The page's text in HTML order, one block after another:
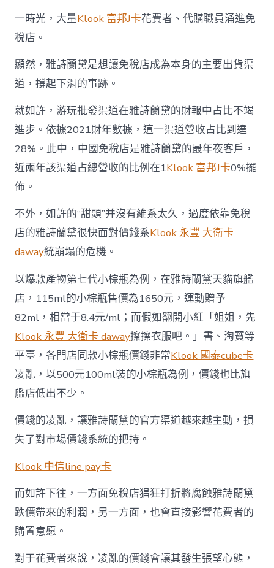
一時光，大量Klook 富邦J卡花費者、代購職員涌進免
稅店。
顯然，雅詩蘭黛是想讓免稅店成為本身的主要出貨渠
道，撐起下滑的事跡。
就如許，游玩批發渠道在雅詩蘭黛的財報中占比不竭
進步。依據2021財年數據，這一渠道營收占比到達
28%。此中，中國免稅店是雅詩蘭黛的最年夜客戶，
近兩年該渠道占總營收的比例在1Klook 富邦J卡0%擺
佈。
不外，如許的“甜頭”并沒有維系太久，過度依靠免稅
店的雅詩蘭黛很快面對價錢系Klook 永豐 大衛卡
daway統崩塌的危機。
以爆款產物第七代小棕瓶為例，在雅詩蘭黛天貓旗艦
店，115ml的小棕瓶售價為1650元，運動贈予
82ml，相當于8.4元/ml；而假如翻開小紅「姐姐，先
Klook 永豐 大衛卡 daway擦擦衣服吧。」書、淘寶等
平臺，各門店同款小棕瓶價錢非常Klook 國泰cube卡
凌亂，以500元100ml裝的小棕瓶為例，價錢也比旗
艦店低出不少。
價錢的凌亂，讓雅詩蘭黛的官方渠道越來越主動，損
失了對市場價錢系統的把持。
Klook 中信line pay卡
而如許下往，一方面免稅店猖狂打折將腐蝕雅詩蘭黛
跌價帶來的利潤，另一方面，也會直接影響花費者的
購置意愿。
對于花費者來說，凌亂的價錢會讓其發生張望心態，